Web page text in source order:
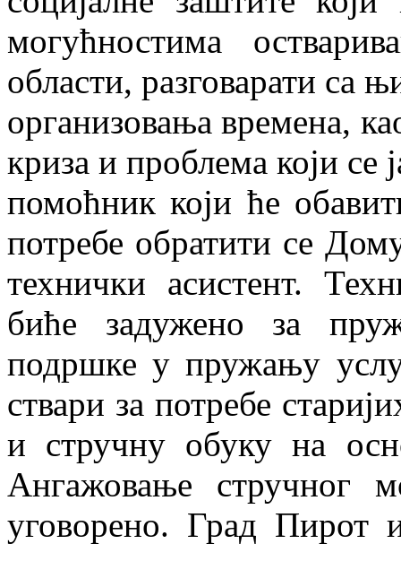
могућностима
области, разговарати са
организовања времена,
криза и проблема који се
помоћник који ће
потребе обратити се
технички асистент.
биће задужено за
подршке у пружању
ствари за потребе
и стручну обуку на
Ангажовање стручног
уговорено. Град Пирот